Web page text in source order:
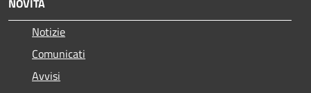
Notizie
Comunicati
Avvisi